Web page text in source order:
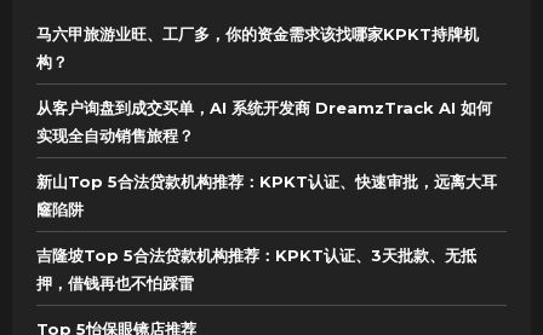
马六甲旅游业旺、工厂多，你的资金需求该找哪家KPKT持牌机
构？
从客户询盘到成交买单，AI 系统开发商 DreamzTrack AI 如何
实现全自动销售旅程？
新山Top 5合法贷款机构推荐：KPKT认证、快速审批，远离大耳
窿陷阱
吉隆坡Top 5合法贷款机构推荐：KPKT认证、3天批款、无抵
押，借钱再也不怕踩雷
Top 5怡保眼镜店推荐